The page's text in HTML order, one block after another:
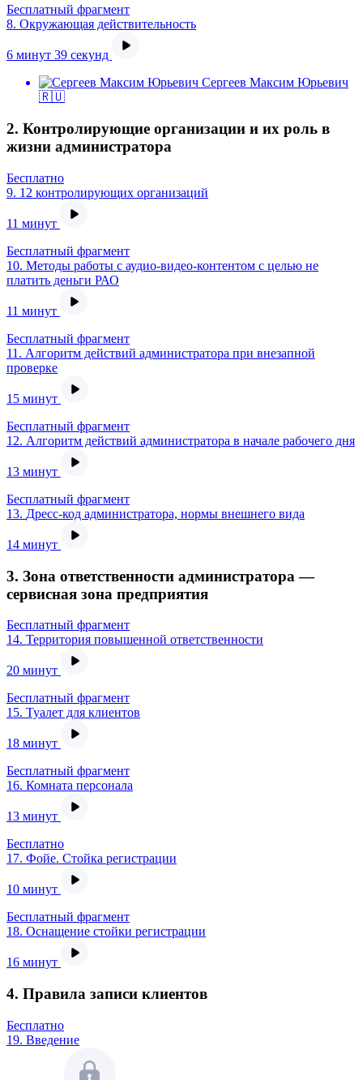
Бесплатный фрагмент
8. Окружающая действительность
6 минут 39 секунд
Сергеев Максим Юрьевич
🇷🇺
2. Контролирующие организации и их роль в
жизни администратора
Бесплатно
9. 12 контролирующих организаций
11 минут
Бесплатный фрагмент
10. Методы работы с аудио-видео-контентом с целью не
платить деньги РАО
11 минут
Бесплатный фрагмент
11. Алгоритм действий администратора при внезапной
проверке
15 минут
Бесплатный фрагмент
12. Алгоритм действий администратора в начале рабочего дня
13 минут
Бесплатный фрагмент
13. Дресс-код администратора, нормы внешнего вида
14 минут
3. Зона ответственности администратора —
сервисная зона предприятия
Бесплатный фрагмент
14. Территория повышенной ответственности
20 минут
Бесплатный фрагмент
15. Туалет для клиентов
18 минут
Бесплатный фрагмент
16. Комната персонала
13 минут
Бесплатно
17. Фойе. Стойка регистрации
10 минут
Бесплатный фрагмент
18. Оснащение стойки регистрации
16 минут
4. Правила записи клиентов
Бесплатно
19. Введение